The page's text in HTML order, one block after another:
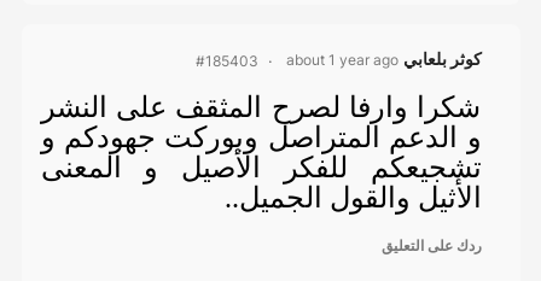
كوثر بلعابي about 1 year ago
#185403
شكرا وارفا لصرح المثقف على النشر
و الدعم المتراصل وبوركت جهودكم و
تشجيعكم للفكر الأصيل و المعنى
الأثيل والقول الجميل..
ردك على التعليق